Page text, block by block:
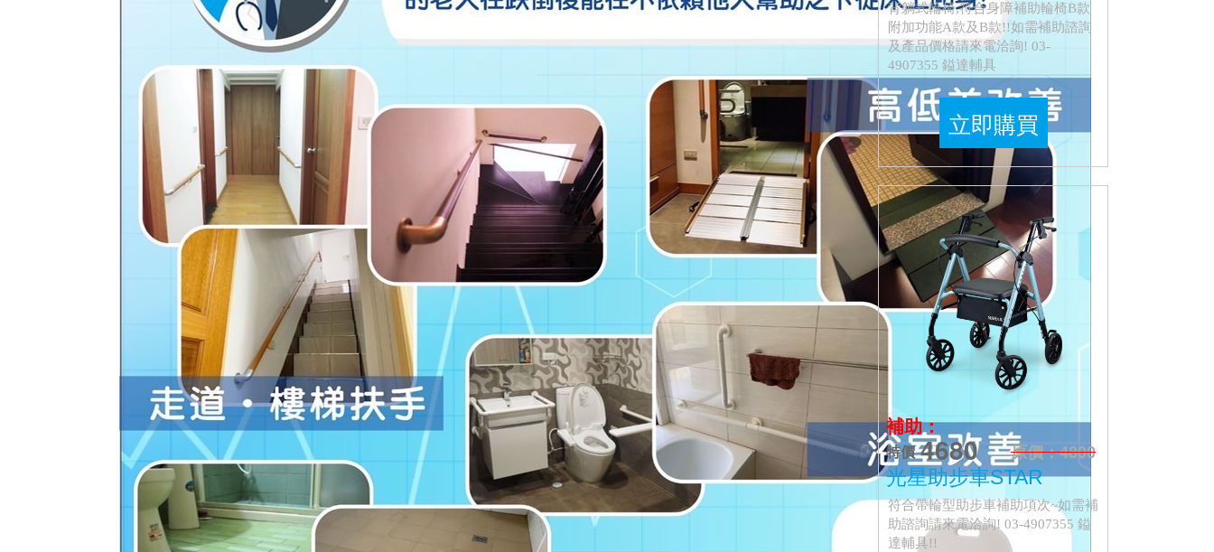
背躺式輪椅,符合身障補助輪椅B款
附加功能A款及B款!!如需補助諮詢
及產品價格請來電洽詢! 03-
4907355 鎰達輔具
立即購買
補助：
特價 4680
原價：4800
光星助步車STAR
符合帶輪型助步車補助項次~如需補
助諮詢請來電洽詢! 03-4907355 鎰
達輔具!!